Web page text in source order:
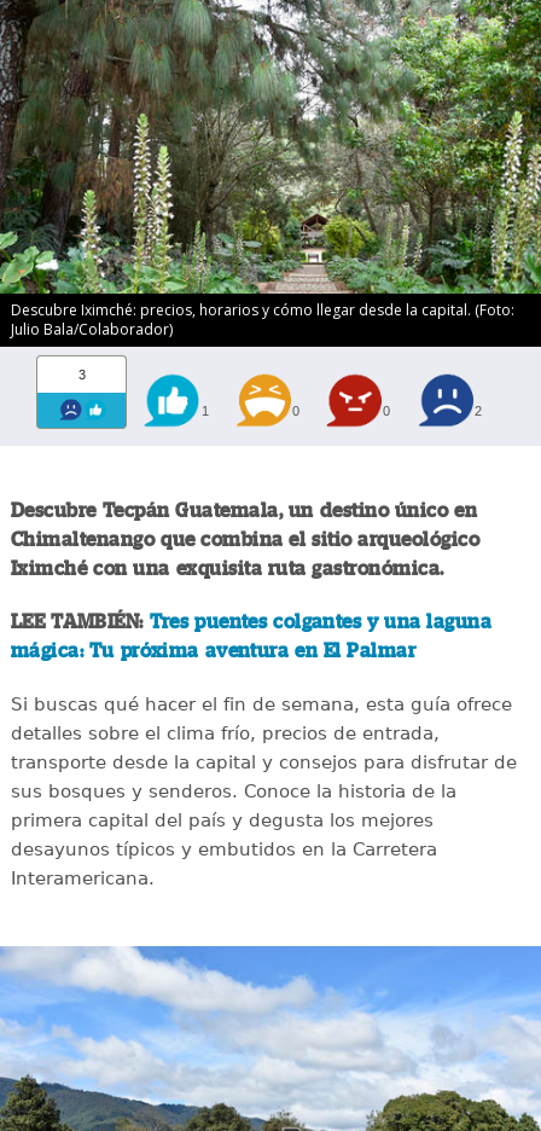
Descubre Iximché: precios, horarios y cómo llegar desde la capital. (Foto:
Julio Bala/Colaborador)
3
1 0 0 2
Descubre Tecpán Guatemala, un destino único en
Chimaltenango que combina el sitio arqueológico
Iximché con una exquisita ruta gastronómica.
LEE TAMBIÉN: Tres puentes colgantes y una laguna
mágica: Tu próxima aventura en El Palmar
Si buscas qué hacer el fin de semana, esta guía ofrece
detalles sobre el clima frío, precios de entrada,
transporte desde la capital y consejos para disfrutar de
sus bosques y senderos. Conoce la historia de la
primera capital del país y degusta los mejores
desayunos típicos y embutidos en la Carretera
Interamericana.